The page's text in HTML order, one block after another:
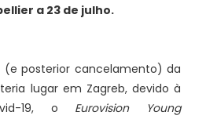
a 23 de julho.
(e posterior cancelamento) da
lugar em Zagreb, devido à
19, o Eurovision Young